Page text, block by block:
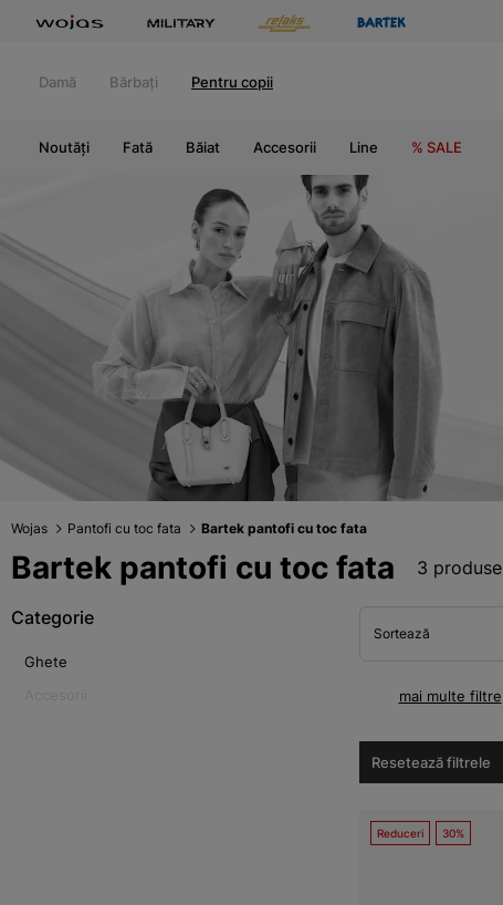
Damă Bărbați Pentru copii
Noutăți Fată Băiat Accesorii Line % SALE
Wojas Pantofi cu toc fata Bartek pantofi cu toc fata
Bartek pantofi cu toc fata 3 produse
Categorie
Ghete
Sortează
mai multe filtre
Resetează filtrele
Reduceri 30%